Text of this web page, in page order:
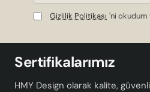
Gizlilik Politikası 'ni okudum
Sertifikalarımız
HMY Design olarak kalite,